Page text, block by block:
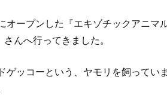
オープンした『エキゾチックアニマ
んへ行ってきました。
ゲッコーという、ヤモリを飼ってい